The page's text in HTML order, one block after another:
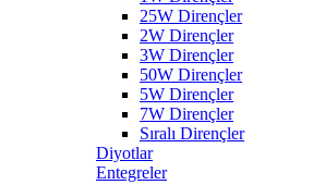
25W Dirençler
2W Dirençler
3W Dirençler
50W Dirençler
5W Dirençler
7W Dirençler
Sıralı Dirençler
Diyotlar
Entegreler